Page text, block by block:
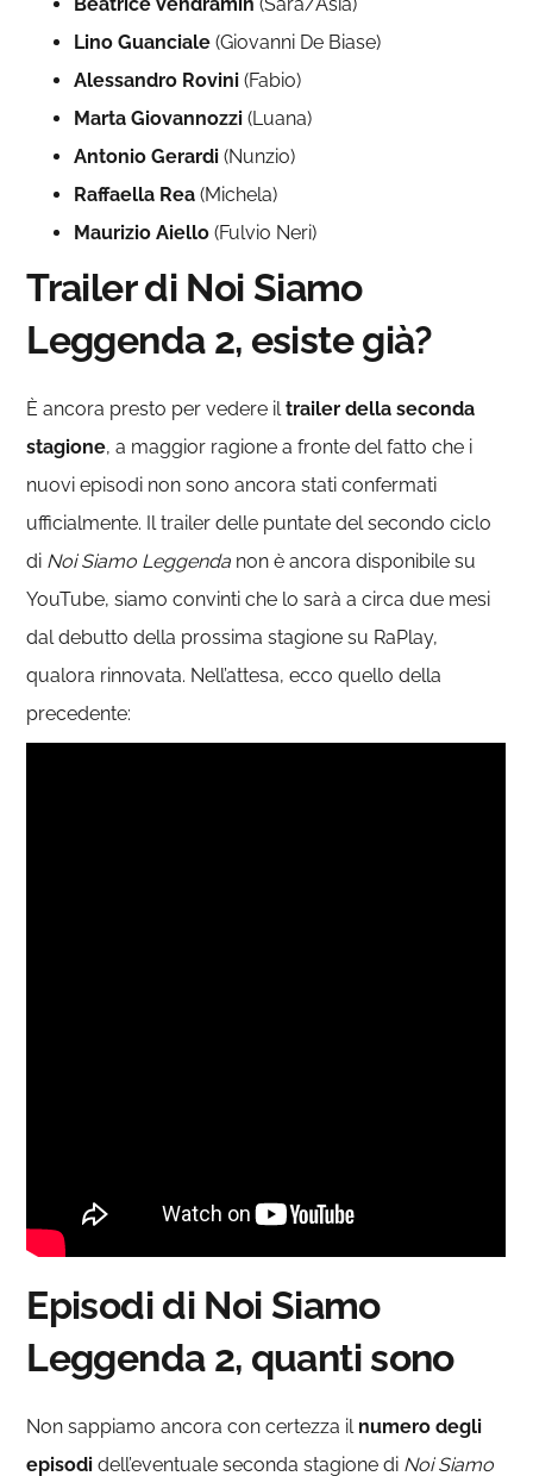
Lino Guanciale (Giovanni De Biase)
Alessandro Rovini (Fabio)
Marta Giovannozzi (Luana)
Antonio Gerardi (Nunzio)
Raffaella Rea (Michela)
Maurizio Aiello (Fulvio Neri)
Trailer di Noi Siamo
Leggenda 2, esiste già?
È ancora presto per vedere iltrailer della seconda
stagione, a maggior ragione a fronte del fatto che i
nuovi episodi non sono ancora stati confermati
ufficialmente. Il trailer delle puntate del secondo ciclo
di Noi Siamo Leggenda non è ancora disponibile su
YouTube, siamo convinti che lo sarà a circa due mesi
dal debutto della prossima stagione su RaPlay,
qualora rinnovata. Nell’attesa, ecco quello della
precedente:
Episodi di Noi Siamo
Leggenda 2, quanti sono
Non sappiamo ancora con certezza il numero degli
episodi dell’eventuale seconda stagione di Noi Siamo